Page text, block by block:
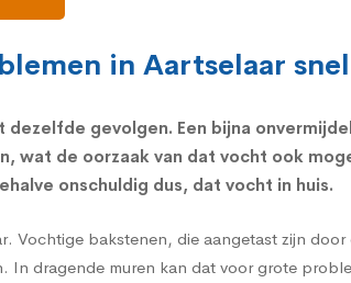
in Aartselaar
gevolgen. Een bijna
wat de oorzaak van dat vocht ook
onschuldig dus, dat vocht in huis.
Vochtige bakstenen, die aangetast zijn
dragende muren kan dat voor grote